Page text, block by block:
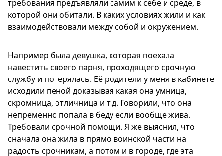
требования предъявляли самим к себе и среде, в
которой они обитали. В каких условиях жили и как
взаимодействовали между собой и окружением.
Например была девушка, которая поехала
навестить своего парня, проходящего срочную
службу и потерялась. Её родители у меня в кабинете
исходили пеной доказывая какая она умница,
скромница, отличница и т.д. Говорили, что она
непременно попала в беду если вообще жива.
Требовали срочной помощи. Я же выяснил, что
сначала она жила в прямо воинской части на
радость срочникам, а потом и в городе, где эта